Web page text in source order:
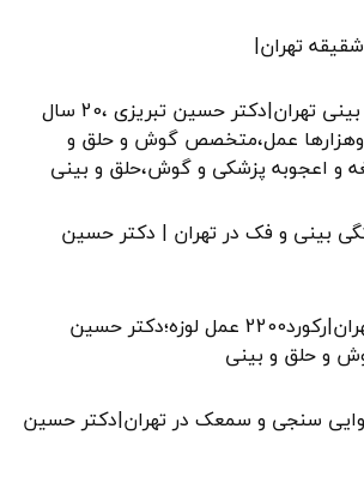
تهران|
بهترین جراح ترمیم بینی تهران|دکتر حسین تبریزی ،20 سال
وهزارها عمل،متخصص گوش و حلق و
و اعجوبه پزشکی و گوش،حلق و بینی
بینی و فک در تهران | دکتر حسین
جراح لوزه کودکان تهران|رکورد2200 عمل لوزه؛دکتر حسین
و حلق و بینی
سنجی و سمعک در تهران|دکتر حسین